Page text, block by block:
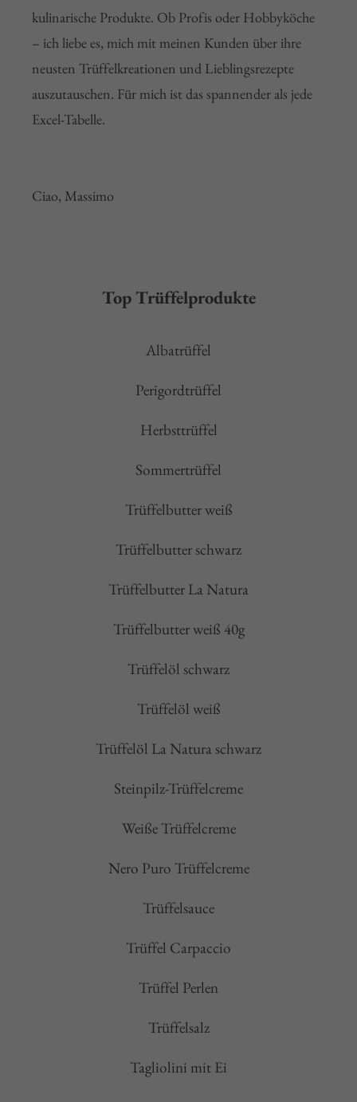
kulinarische Produkte. Ob Profis oder Hobbyköche
– ich liebe es, mich mit meinen Kunden über ihre
neusten Trüffelkreationen und Lieblingsrezepte
auszutauschen. Für mich ist das spannender als jede
Excel-Tabelle.
Ciao, Massimo
Top Trüffelprodukte
Albatrüffel
Perigordtrüffel
Herbsttrüffel
Sommertrüffel
Trüffelbutter weiß
Trüffelbutter schwarz
Trüffelbutter La Natura
Trüffelbutter weiß 40g
Trüffelöl schwarz
Trüffelöl weiß
Trüffelöl La Natura schwarz
Steinpilz-Trüffelcreme
Weiße Trüffelcreme
Nero Puro Trüffelcreme
Trüffelsauce
Trüffel Carpaccio
Trüffel Perlen
Trüffelsalz
Tagliolini mit Ei